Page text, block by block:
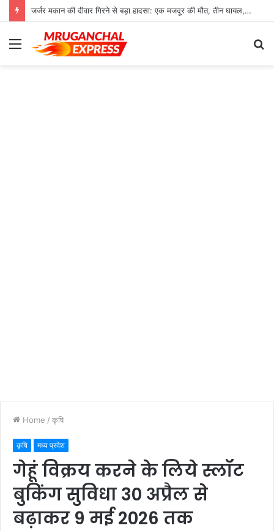
जर्जर मकान की दीवार गिरने से बड़ा हादसा: एक मजदूर की मौत, तीन घायल, रेफर
Menu
Home / कृषि
कृषि मध्य प्रदेश
गेहूं विक्रय करने के लिये स्लॉट
बुकिंग सुविधा 30 अप्रैल से
बढ़ाकर 9 मई 2026 तक